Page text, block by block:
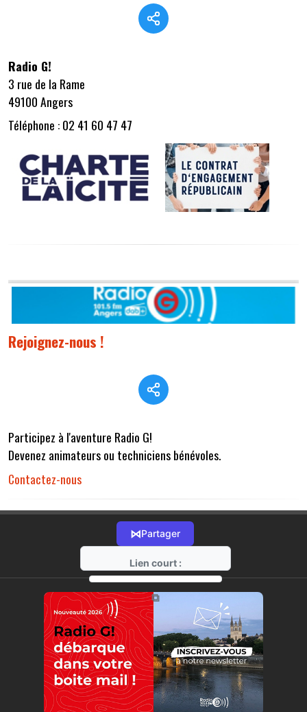
Radio G!
3 rue de la Rame
49100 Angers
Téléphone : 02 41 60 47 47
Rejoignez-nous !
Participez à l'aventure Radio G!
Devenez animateurs ou techniciens bénévoles.
Contactez-nous
⋈Partager
Lien court :
https://radio-g.fr?r32
⧉